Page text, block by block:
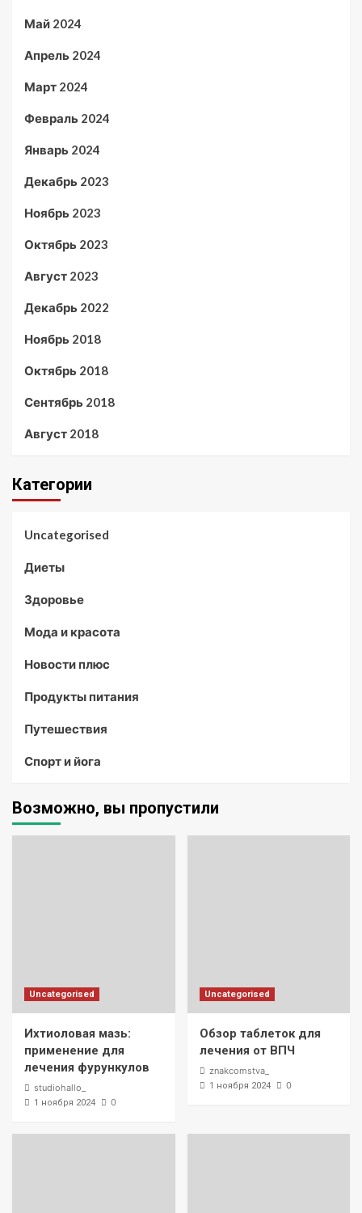
Май 2024
Апрель 2024
Март 2024
Февраль 2024
Январь 2024
Декабрь 2023
Ноябрь 2023
Октябрь 2023
Август 2023
Декабрь 2022
Ноябрь 2018
Октябрь 2018
Сентябрь 2018
Август 2018
Категории
Uncategorised
Диеты
Здоровье
Мода и красота
Новости плюс
Продукты питания
Путешествия
Спорт и йога
Возможно, вы пропустили
Uncategorised
Ихтиоловая мазь:
применение для
лечения фурункулов
studiohallo_
1 ноября 2024 0
Uncategorised
Обзор таблеток для
лечения от ВПЧ
znakcomstva_
1 ноября 2024 0